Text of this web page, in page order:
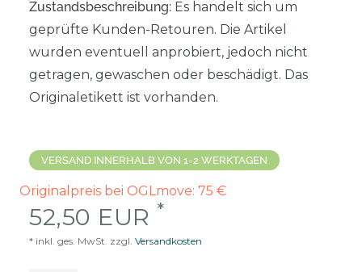
Zustandsbeschreibung: Es handelt sich um
geprüfte Kunden-Retouren. Die Artikel
wurden eventuell anprobiert, jedoch nicht
getragen, gewaschen oder beschädigt. Das
Originaletikett ist vorhanden.
VERSAND INNERHALB VON 1-2 WERKTAGEN
Originalpreis bei OGLmove: 75 €
52,50 EUR *
* inkl. ges. MwSt. zzgl. Versandkosten